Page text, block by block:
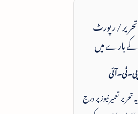
تحریر / رپورٹ
کے بارے میں
پی۔ٹی۔آئی
یہ تحریر تعمیرنیوز پر درج